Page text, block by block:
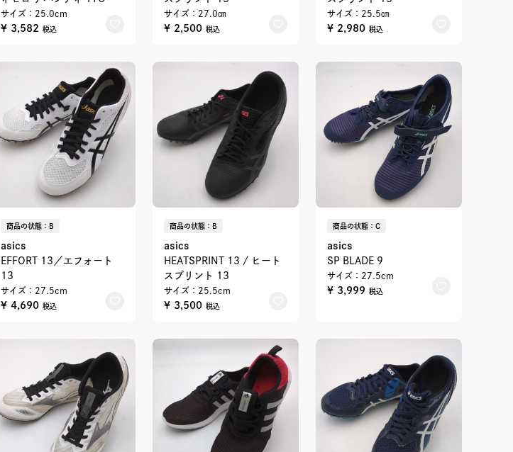
サイズ：25.0cm
¥ 3,582 税込
サイズ：27.0㎝
¥ 2,500 税込
サイズ：25.5㎝
¥ 2,980 税込
商品の状態：B
asics
EFFORT 13／エフォート
13
サイズ：27.5cm
¥ 4,690 税込
商品の状態：B
asics
HEATSPRINT 13 / ヒート
スプリント 13
サイズ：25.5cm
¥ 3,500 税込
商品の状態：C
asics
SP BLADE 9
サイズ：27.5cm
¥ 3,999 税込